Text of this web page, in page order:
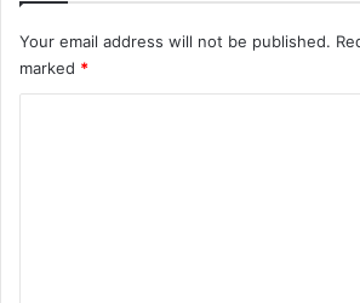
Your email address will not be published.
marked *